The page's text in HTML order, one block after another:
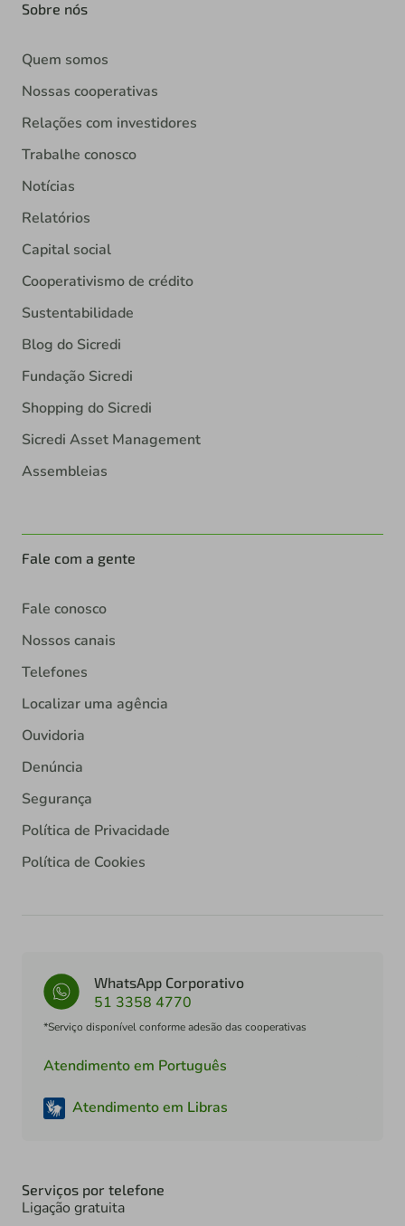
Sobre nós
Quem somos
Nossas cooperativas
Relações com investidores
Trabalhe conosco
Notícias
Relatórios
Capital social
Cooperativismo de crédito
Sustentabilidade
Blog do Sicredi
Fundação Sicredi
Shopping do Sicredi
Sicredi Asset Management
Assembleias
Fale com a gente
Fale conosco
Nossos canais
Telefones
Localizar uma agência
Ouvidoria
Denúncia
Segurança
Política de Privacidade
Política de Cookies
WhatsApp Corporativo
51 3358 4770
*Serviço disponível conforme adesão das cooperativas
Atendimento em Português
Atendimento em Libras
Serviços por telefone
Ligação gratuita